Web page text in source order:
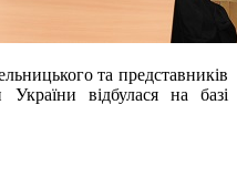
та представників
відбулася на базі